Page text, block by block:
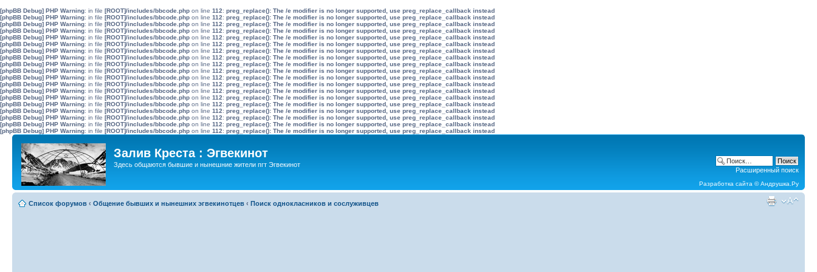
[phpBB Debug] PHP Warning: in file [ROOT]/includes/bbcode.php on line 112: preg_replace(): The /e modifier is no longer supported, use preg_replace_callback instead
[phpBB Debug] PHP Warning: in file [ROOT]/includes/bbcode.php on line 112: preg_replace(): The /e modifier is no longer supported, use preg_replace_callback instead
[phpBB Debug] PHP Warning: in file [ROOT]/includes/bbcode.php on line 112: preg_replace(): The /e modifier is no longer supported, use preg_replace_callback instead
[phpBB Debug] PHP Warning: in file [ROOT]/includes/bbcode.php on line 112: preg_replace(): The /e modifier is no longer supported, use preg_replace_callback instead
[phpBB Debug] PHP Warning: in file [ROOT]/includes/bbcode.php on line 112: preg_replace(): The /e modifier is no longer supported, use preg_replace_callback instead
[phpBB Debug] PHP Warning: in file [ROOT]/includes/bbcode.php on line 112: preg_replace(): The /e modifier is no longer supported, use preg_replace_callback instead
[phpBB Debug] PHP Warning: in file [ROOT]/includes/bbcode.php on line 112: preg_replace(): The /e modifier is no longer supported, use preg_replace_callback instead
[phpBB Debug] PHP Warning: in file [ROOT]/includes/bbcode.php on line 112: preg_replace(): The /e modifier is no longer supported, use preg_replace_callback instead
[phpBB Debug] PHP Warning: in file [ROOT]/includes/bbcode.php on line 112: preg_replace(): The /e modifier is no longer supported, use preg_replace_callback instead
[phpBB Debug] PHP Warning: in file [ROOT]/includes/bbcode.php on line 112: preg_replace(): The /e modifier is no longer supported, use preg_replace_callback instead
[phpBB Debug] PHP Warning: in file [ROOT]/includes/bbcode.php on line 112: preg_replace(): The /e modifier is no longer supported, use preg_replace_callback instead
[phpBB Debug] PHP Warning: in file [ROOT]/includes/bbcode.php on line 112: preg_replace(): The /e modifier is no longer supported, use preg_replace_callback instead
[phpBB Debug] PHP Warning: in file [ROOT]/includes/bbcode.php on line 112: preg_replace(): The /e modifier is no longer supported, use preg_replace_callback instead
[phpBB Debug] PHP Warning: in file [ROOT]/includes/bbcode.php on line 112: preg_replace(): The /e modifier is no longer supported, use preg_replace_callback instead
[phpBB Debug] PHP Warning: in file [ROOT]/includes/bbcode.php on line 112: preg_replace(): The /e modifier is no longer supported, use preg_replace_callback instead
[phpBB Debug] PHP Warning: in file [ROOT]/includes/bbcode.php on line 112: preg_replace(): The /e modifier is no longer supported, use preg_replace_callback instead
[phpBB Debug] PHP Warning: in file [ROOT]/includes/bbcode.php on line 112: preg_replace(): The /e modifier is no longer supported, use preg_replace_callback instead
[phpBB Debug] PHP Warning: in file [ROOT]/includes/bbcode.php on line 112: preg_replace(): The /e modifier is no longer supported, use preg_replace_callback instead
[phpBB Debug] PHP Warning: in file [ROOT]/includes/bbcode.php on line 112: preg_replace(): The /e modifier is no longer supported, use preg_replace_callback instead
Залив Креста : Эгвекинот
Здесь общаются бывшие и нынешние жители пгт Эгвекинот
Расширенный поиск
Разработка сайта ©Андрушка.Ру
Список форумов ‹ Общение бывших и нынешних эгвекинотцев ‹ Поиск однокласников и сослуживцев